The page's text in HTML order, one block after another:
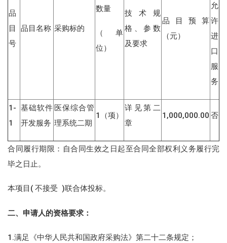
品
目
号
品目名称 采购标的
数量
（单
位）
技术规
格、参数
及要求
品目预算
（元）
允
许
进
口
服
务
1-
1
基础软件
开发服务
医保综合管
理系统二期
1（项）
详见第二
章
1,000,000.00 否
合同履行期限：自合同生效之日起至合同全部权利义务履行完
毕之日止。
本项目( 不接受 )联合体投标。
二、申请人的资格要求：
1.满足《中华人民共和国政府采购法》第二十二条规定；